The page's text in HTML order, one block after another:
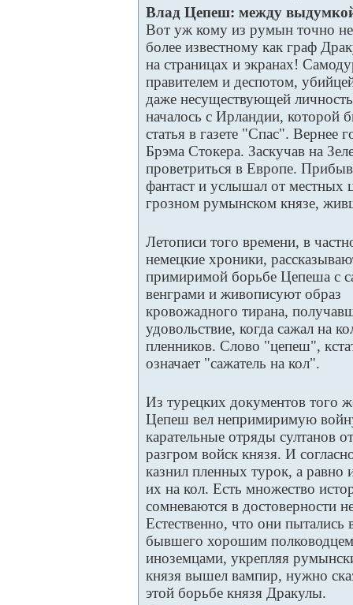
Влад Цепеш: между
Вот уж кому из румын точно
более известному как граф
на страницах и экранах!
правителем и деспотом,
даже несуществующей
началось с Ирландии, которой
статья в газете "Спас". Вернее
Брэма Стокера. Заскучав на
проветриться в Европе.
фантаст и услышал от местных
грозном румынском князе,
Летописи того времени, в
немецкие хроники,
примиримой борьбе Цепеша с
венграми и живописуют образ
кровожадного тирана,
удовольствие, когда сажал на
пленников. Слово "цепеш",
означает "сажатель на кол".
Из турецких документов того
Цепеш вел непримиримую
карательные отряды султанов
разгром войск князя. И
казнил пленных турок, а равно
их на кол. Есть множество
сомневаются в достоверности
Естественно, что они
бывшего хорошим
иноземцами, укрепляя
князя вышел вампир, нужно
этой борьбе князя Дракулы.